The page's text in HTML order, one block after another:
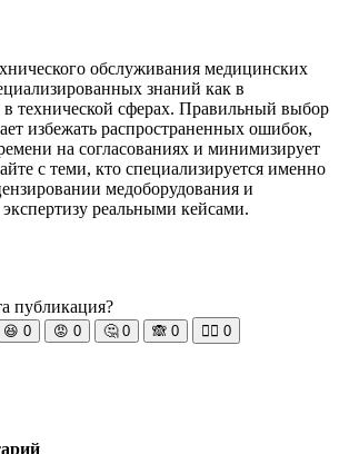
обслуживания медицинских
знаний как в
технической сферах. Правильный выбор
избежать распространенных ошибок,
на согласованиях и минимизирует
с теми, кто специализируется именно
медоборудования и
реальными кейсами.
публикация?
😆 0 😡 0 🤔 0 🙈 0 🧘‍♀️ 0